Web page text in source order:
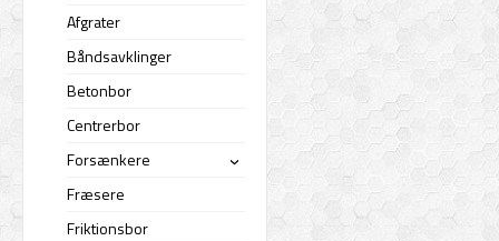
Afgrater
Båndsavklinger
Betonbor
Centrerbor
Forsænkere
›
Fræsere
Friktionsbor